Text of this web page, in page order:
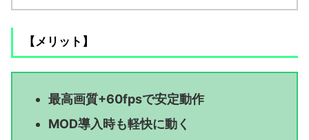
【メリット】
最高画質+60fpsで安定動作
MOD導入時も軽快に動く